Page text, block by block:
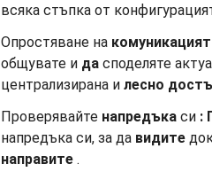
всяка стъпка от
Опростяване на
общувате и да споделяте
централизирана и лесно
Проверявайте напредъка си :
напредъка си, за да видите
направите .